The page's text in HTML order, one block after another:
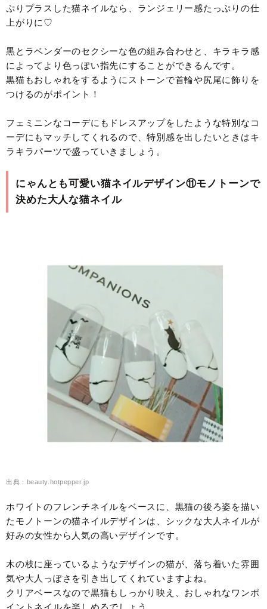
ぷりプラスした猫ネイルなら、ランジェリー感たっぷりの仕
上がりに♡
黒とラベンダーのセクシーな色の組み合わせと、キラキラ感
によってより色っぽい指先にすることができるんです。
黒猫もおしゃれをするようにストーンで首輪や尻尾に飾りを
つけるのがポイント！
フェミニンなコーデにもドレスアップをしたような特別なコ
ーデにもマッチしてくれるので、特別感を出したいときはキ
ラキラパーツで盛っていきましょう。
にゃんとも可愛い猫ネイルデザイン⑪モノトーンで
決めた大人な猫ネイル
出典：beauty.hotpepper.jp
ホワイトのフレンチネイルをベースに、黒猫の後ろ姿を描い
たモノトーンの猫ネイルデザインは、シックな大人ネイルが
好みの女性から人気の高いデザインです。
木の枝に座っているようなデザインの猫が、落ち着いた雰囲
気や大人っぽさを引き出してくれていますよね。
クリアベースなので黒猫もしっかり映え、おしゃれなワンポ
イントネイルを楽しめるでしょう。